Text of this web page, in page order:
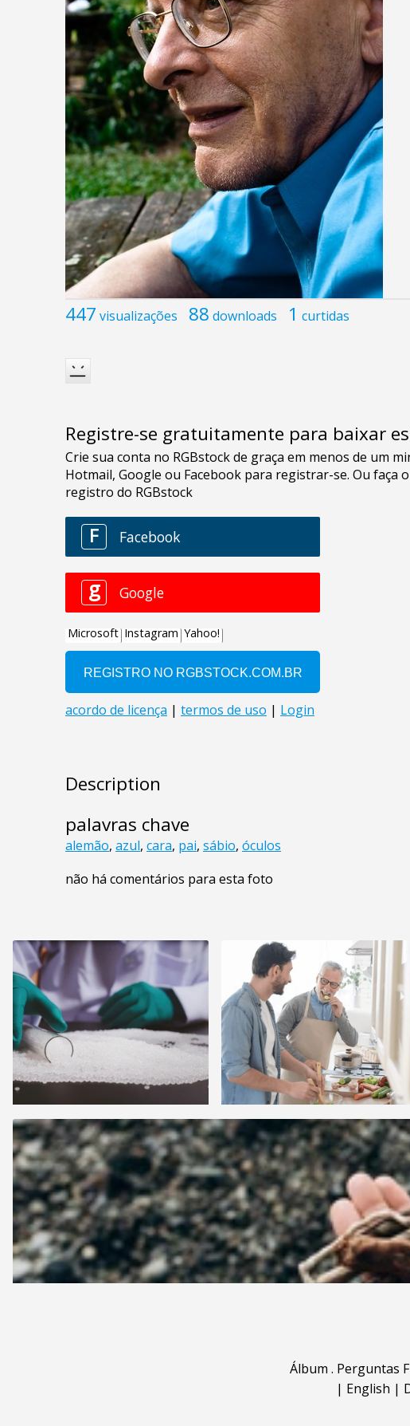
447 visualizações 88 downloads 1 curtidas
Registre-se gratuitamente para baixar
Description
palavras chave
alemão, azul, cara, pai, sábio, óculos
não há comentários para esta foto
Álbum . Perguntas
| English |